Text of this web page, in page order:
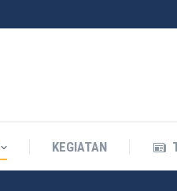
KEGIATAN
KEGIATAN